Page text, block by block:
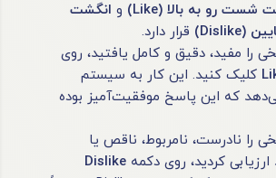
شست رو به بالا (Like) و انگشت
(Dislike)
قرار دارد.
را مفید، دقیق و کامل یافتید، روی
کلیک کنید. این کار به سیستم
که این پاسخ موفقیت‌آمیز بوده
را نادرست، نامربوط، ناقص یا
ارزیابی کردید، روی دکمه Dislike